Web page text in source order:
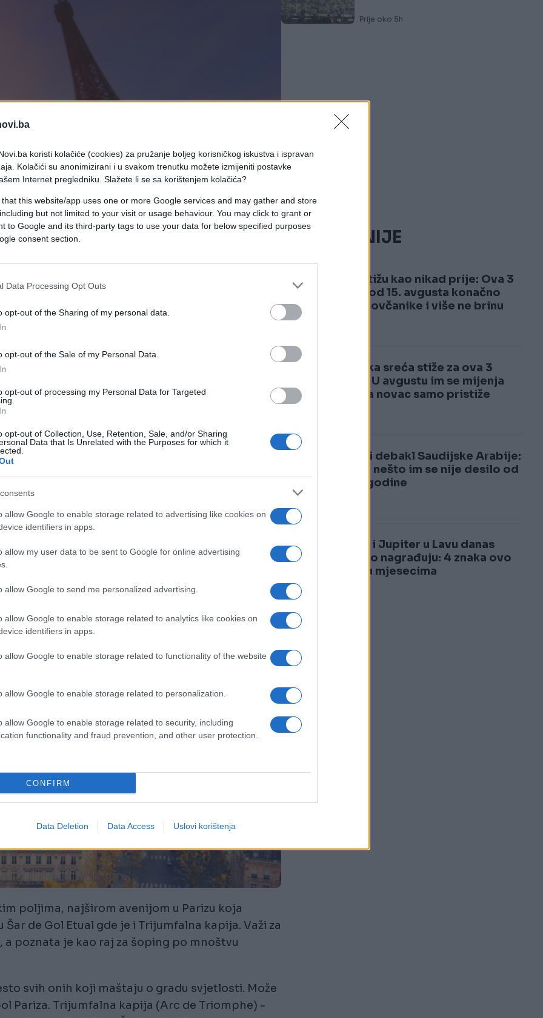
koristi kolačiće (cookies) za pružanje boljeg korisničkog iskustva i ispravan
Kolačići su anonimizirani i u svakom trenutku možete izmijeniti postavke
Internet pregledniku. Slažete li se sa korištenjem kolačića?
that this website/app uses one or more Google services and may gather and store
but not limited to your visit or usage behaviour. You may click to grant or
to Google and its third-party tags to use your data for below specified purposes
consent section.
Data Processing Opt Outs
opt-out of the Sharing of my personal data.
opt-out of the Sale of my Personal Data.
opt-out of processing my Personal Data for Targeted
opt-out of Collection, Use, Retention, Sale, and/or Sharing
Data that Is Unrelated with the Purposes for which it
allow Google to enable storage related to advertising like cookies on
identifiers in apps.
allow my user data to be sent to Google for online advertising
allow Google to send me personalized advertising.
allow Google to enable storage related to analytics like cookies on
identifiers in apps.
allow Google to enable storage related to functionality of the website
allow Google to enable storage related to personalization.
allow Google to enable storage related to security, including
functionality and fraud prevention, and other user protection.
CONFIRM
Data Deletion Data Access Uslovi korištenja
Parizu uz uključen avio prijevoz i hotel
ljubavi, nepresušne romatike i inspiracije
prestonica, a njegova ljepota je satkana
toga što je glavni grad, Pariz je ujedno i najveći
i obrazovnih institucija Republike Francuske.
smijete propustiti tokom svoje posjete. Pored
Kao i ma gdje da odete, i u Parizu je
njegov duh, romantiku kojom zrači, kako biste
vidjeli ulične prodavce, umjetnike.
poljima, najširom avenijom u Parizu koja
de Gol Etual gde je i Trijumfalna kapija. Važi za
poznata je kao raj za šoping po mnoštvu
svih onih koji maštaju o gradu svjetlosti. Može
Pariza. Trijumfalna kapija (Arc de Triomphe) -
Prije oko 5h
NAJČITANIJE
1
Pare stižu kao nikad prije: Ova 3
znaka od 15. avgusta konačno
pune novčanike i više ne brinu
2
Luđačka sreća stiže za ova 3
znaka: U avgustu im se mijenja
život, a novac samo pristiže
3
Totalni debakl Saudijske Arabije:
Ovako nešto im se nije desilo od
1985. godine
4
Sunce i Jupiter u Lavu danas
bogato nagrađuju: 4 znaka ovo
čekaju mjesecima